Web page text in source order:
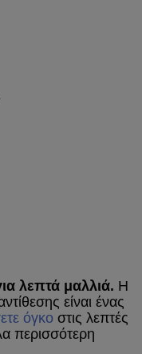
λεπτά μαλλιά. Η
είναι ένας
όγκο στις λεπτές
περισσότερη